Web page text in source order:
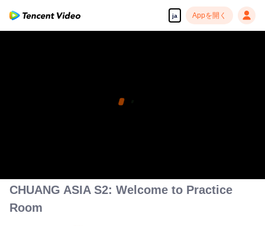
ja Appを開く
CHUANG ASIA S2: Welcome to Practice
Room